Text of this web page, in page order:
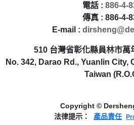
電話 : 886-4-
傳真 : 886-4-
E-mail :
510 台灣省彰化縣員林市萬
No. 342, Darao Rd., Yuanlin City,
Taiwan
Copyright ©
法律提示：
產品責任